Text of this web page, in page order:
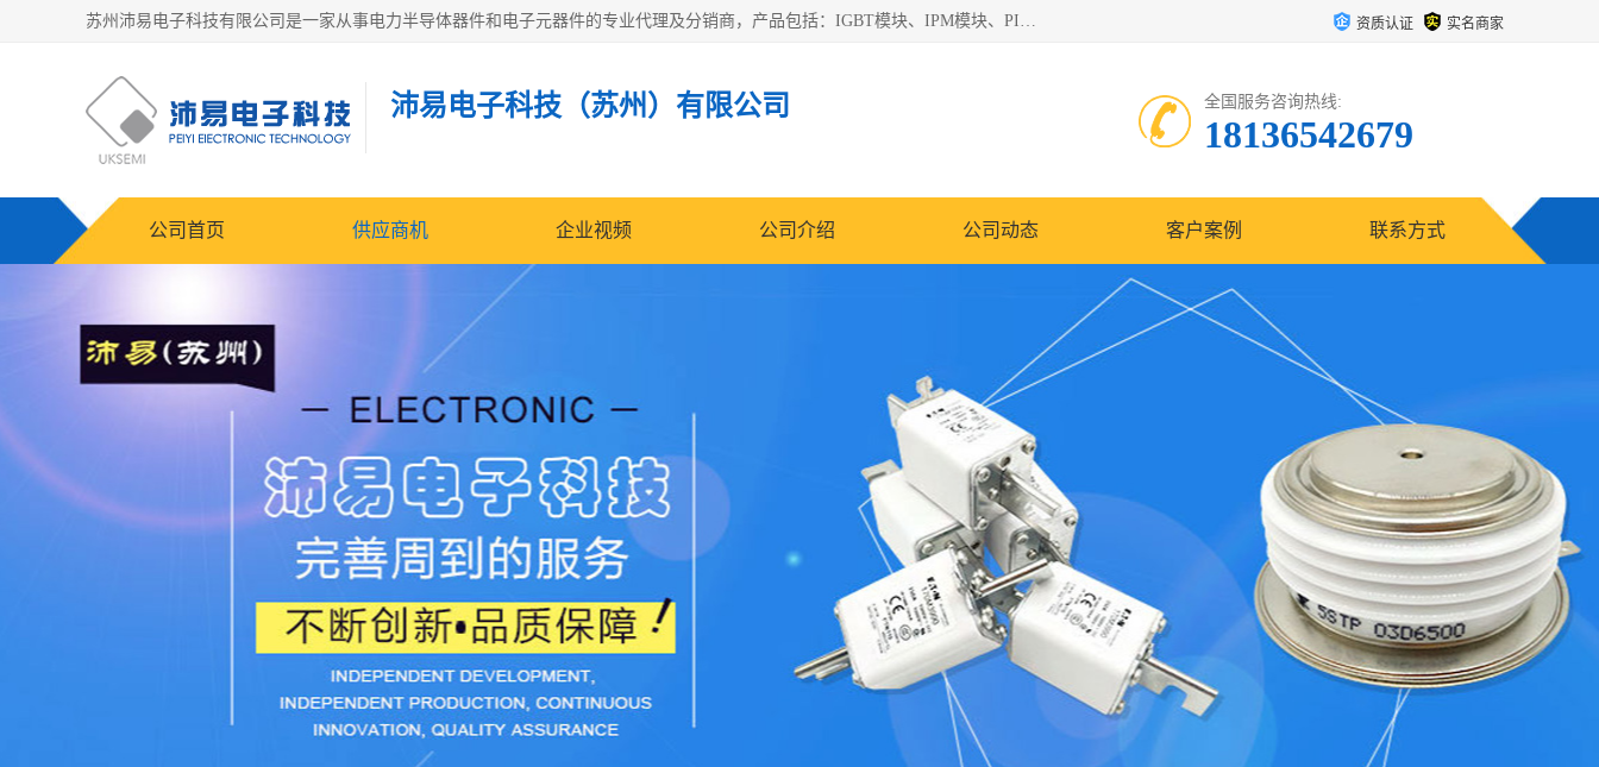
苏州沛易电子科技有限公司是一家从事电力半导体器件和电子元器件的专业代理及分销商，产品包括：IGBT模块、IPM模块、PIM模块、二极管、三极管、可控硅、整流桥、IGBT单管、IGBT电路驱动板、GTR达林顿模块、快恢复二极管、肖特基二极管、熔断器、IC集成电路、快速熔断器等。 资质认证 实名商家
沛易电子科技（苏州）有限公司 全国服务咨询热线:
18136542679
公司首页 供应商机 企业视频 公司介绍 公司动态 客户案例 联系方式